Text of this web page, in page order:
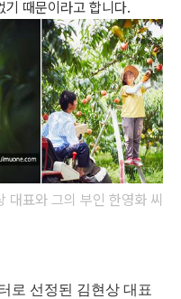
기 때문이라고 합니다.
대표와 그의 부인 한영화 씨
로 선정된 김현상 대표